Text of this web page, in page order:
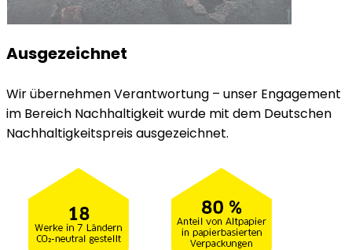
Ausgezeichnet
Wir übernehmen Verantwortung – unser Engagement
im Bereich Nachhaltigkeit wurde mit dem Deutschen
Nachhaltigkeitspreis ausgezeichnet.